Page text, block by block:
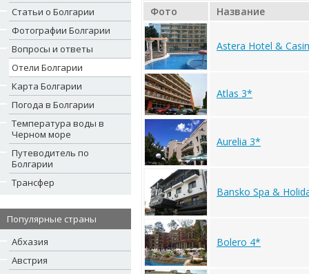
Статьи о Болгарии
Фотографии Болгарии
Вопросы и ответы
Отели Болгарии
Карта Болгарии
Погода в Болгарии
Температура воды в
Черном море
Путеводитель по
Болгарии
Трансфер
Популярные страны
Абхазия
Австрия
Фото Название
Astera Hotel &
Atlas 3*
Aurelia 3*
Bansko Spa &
Bolero 4*